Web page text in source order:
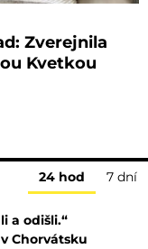
Zverejnila
Kvetkou
24 hod 7 dní
a odišli.“
Chorvátsku